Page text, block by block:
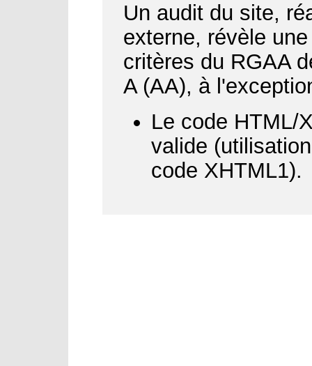
Un audit du site,
externe, révèle
critères du RGAA
A (AA), à
Le code HTML/
valide
code XHTML1).